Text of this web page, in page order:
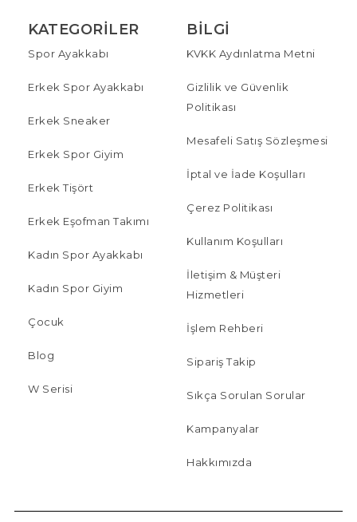
KATEGORILER
Spor Ayakkabı
Erkek Spor Ayakkabı
Erkek Sneaker
Erkek Spor Giyim
Erkek Tişört
Erkek Eşofman Takımı
Kadın Spor Ayakkabı
Kadın Spor Giyim
Çocuk
Blog
W Serisi
BILGI
KVKK Aydınlatma Metni
Gizlilik ve Güvenlik
Politikası
Mesafeli Satış Sözleşmesi
İptal ve İade Koşulları
Çerez Politikası
Kullanım Koşulları
İletişim & Müşteri
Hizmetleri
İşlem Rehberi
Sipariş Takip
Sıkça Sorulan Sorular
Kampanyalar
Hakkımızda